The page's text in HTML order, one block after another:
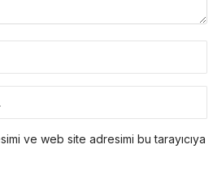
ve web site adresimi bu tarayıcıya